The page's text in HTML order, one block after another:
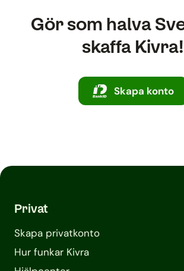
Gör som halva
skaffa Kivra!
Skapa konto
Privat
Skapa privatkonto
Hur funkar Kivra